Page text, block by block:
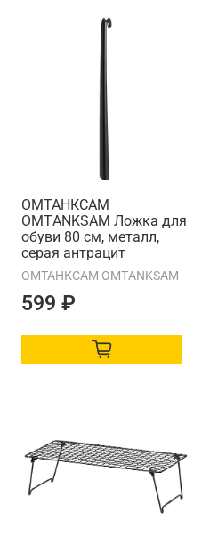
ОМТАНКСАМ
OMTАNKSAM Ложка для
обуви 80 см, металл,
серая антрацит
ОМТАНКСАМ OMTАNKSAM
599 ₽